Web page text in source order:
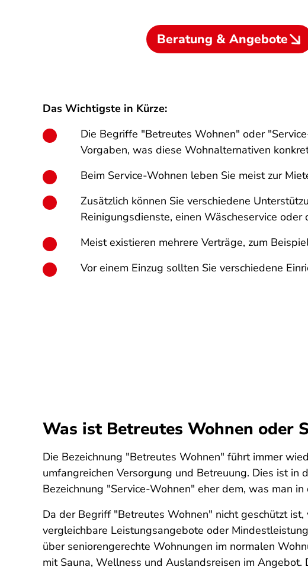
Beratung & Angebote
Das Wichtigste in Kürze:
Die Begriffe "Betreutes Wohnen" oder
Vorgaben, was diese Wohnalternativen
Beim Service-Wohnen leben Sie meist zur
Zusätzlich können Sie verschiedene
Reinigungsdienste, einen Wäscheservice
Meist existieren mehrere Verträge, zum
Vor einem Einzug sollten Sie verschiedene
Was ist Betreutes Wohnen oder
Die Bezeichnung "Betreutes Wohnen" führt immer
umfangreichen Versorgung und Betreuung. Dies ist
Bezeichnung "Service-Wohnen" eher dem, was man
Da der Begriff "Betreutes Wohnen" nicht geschützt
vergleichbare Leistungsangebote oder
über seniorengerechte Wohnungen im normalen
mit Sauna, Wellness und Auslandsreisen im